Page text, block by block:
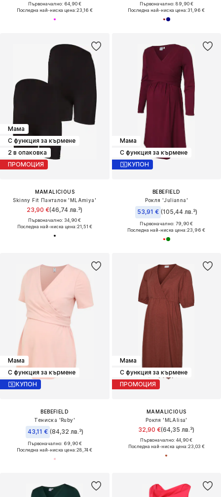
Първоначално: 64,90 €
Последна най-ниска цена:23,16 €
Първоначално: 89,90 €
Последна най-ниска цена:31,96 €
Мама
С функция за кърмене
2 в опаковка
ПРОМОЦИЯ
MAMALICIOUS
Skinny Fit Панталон 'MLAmiya'
23,90 €(46,74 лв.³)
Първоначално: 34,90 €
Последна най-ниска цена:21,51 €
Мама
С функция за кърмене
КУПОН
BEBEFIELD
Рокля 'Julianna'
53,91 € (105,44 лв.³)
Първоначално: 79,90 €
Последна най-ниска цена:23,96 €
Мама
С функция за кърмене
КУПОН
BEBEFIELD
Тениска 'Ruby'
43,11 € (84,32 лв.³)
Първоначално: 69,90 €
Последна най-ниска цена:28,74 €
Мама
С функция за кърмене
ПРОМОЦИЯ
MAMALICIOUS
Рокля 'MLAlisa'
32,90 €(64,35 лв.³)
Първоначално: 44,90 €
Последна най-ниска цена:23,03 €